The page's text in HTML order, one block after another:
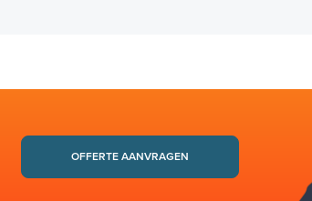
OFFERTE AANVRAGEN